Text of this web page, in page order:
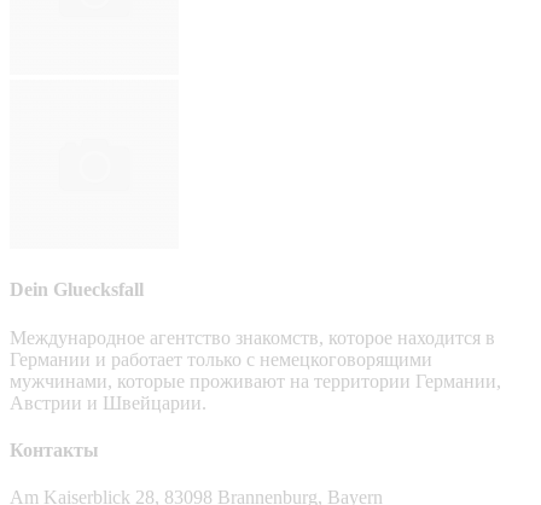
Dein Gluecksfall
Международное агентство знакомств, которое находится в
Германии и работает только с немецкоговорящими
мужчинами, которые проживают на территории Германии,
Австрии и Швейцарии.
Контакты
Am Kaiserblick 28, 83098 Brannenburg, Bayern